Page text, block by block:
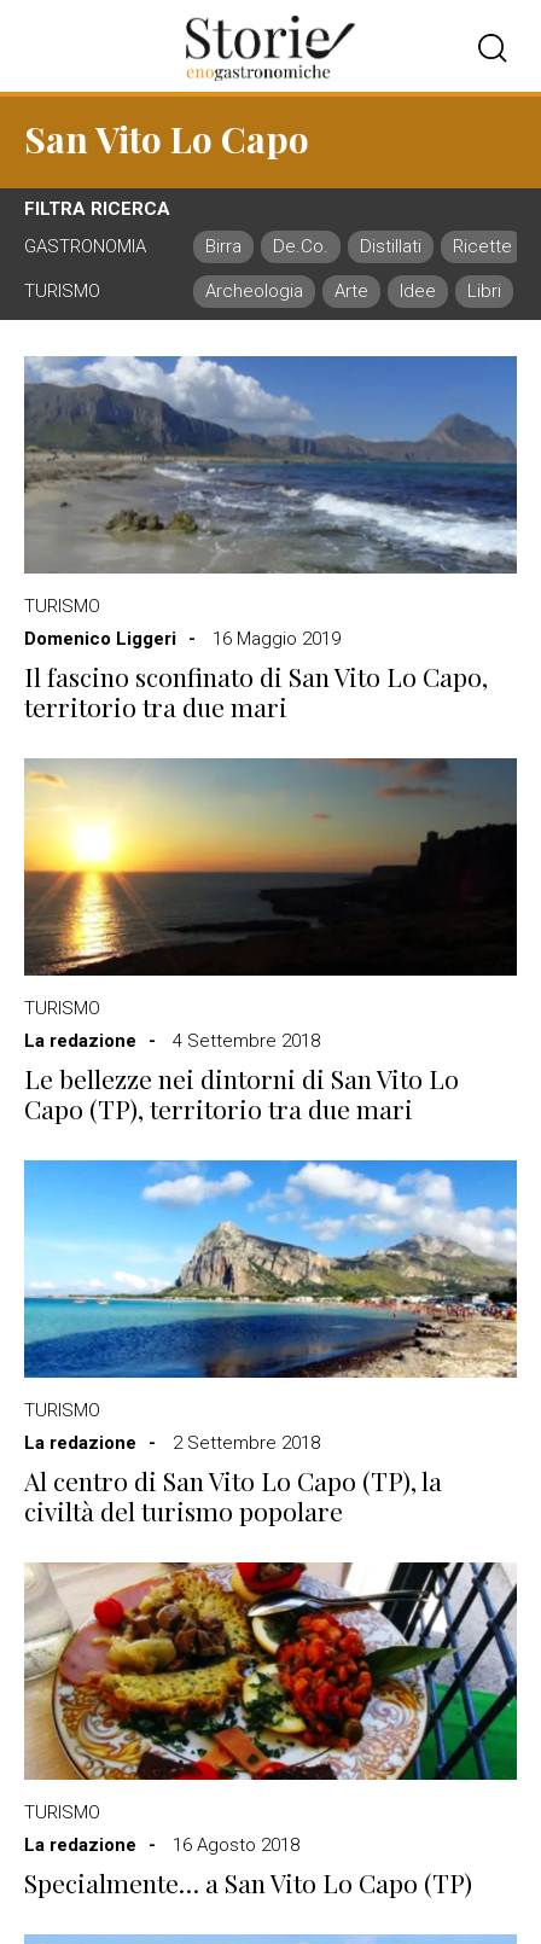
San Vito Lo Capo
FILTRA RICERCA
GASTRONOMIA
Birra De.Co. Distillati Ricette
TURISMO Archeologia Arte Idee Libri
TURISMO
Domenico Liggeri
16 Maggio 2019
Il fascino sconfinato di San Vito Lo Capo,
territorio tra due mari
TURISMO
La redazione
4 Settembre 2018
Le bellezze nei dintorni di San Vito Lo
Capo (TP), territorio tra due mari
TURISMO
La redazione
2 Settembre 2018
Al centro di San Vito Lo Capo (TP), la
civiltà del turismo popolare
TURISMO
La redazione
16 Agosto 2018
Specialmente… a San Vito Lo Capo (TP)